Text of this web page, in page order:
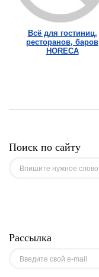
Всё для гостиниц,
ресторанов, баров
HORECA
Поиск по сайту
Рассылка